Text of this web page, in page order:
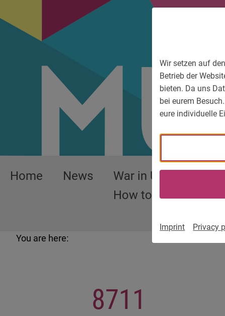
Wir setzen auf
Betrieb der
bieten. Da uns
bei eurem
eure individuelle
Imprint Privacy
To language menu
To service information
Home News
War in Ukraine –
How to help
You are here:
8711